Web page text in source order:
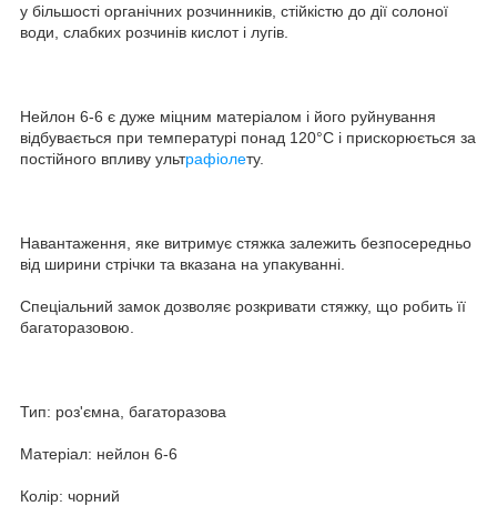
у більшості органічних розчинників, стійкістю до дії солоної
води, слабких розчинів кислот і лугів.
Нейлон 6-6 є дуже міцним матеріалом і його руйнування
відбувається при температурі понад 120°С і прискорюється за
постійного впливу ультрафіолету.
Навантаження, яке витримує стяжка залежить безпосередньо
від ширини стрічки та вказана на упакуванні.
Спеціальний замок дозволяє розкривати стяжку, що робить її
багаторазовою.
Тип: роз'ємна, багаторазова
Матеріал: нейлон 6-6
Колір: чорний